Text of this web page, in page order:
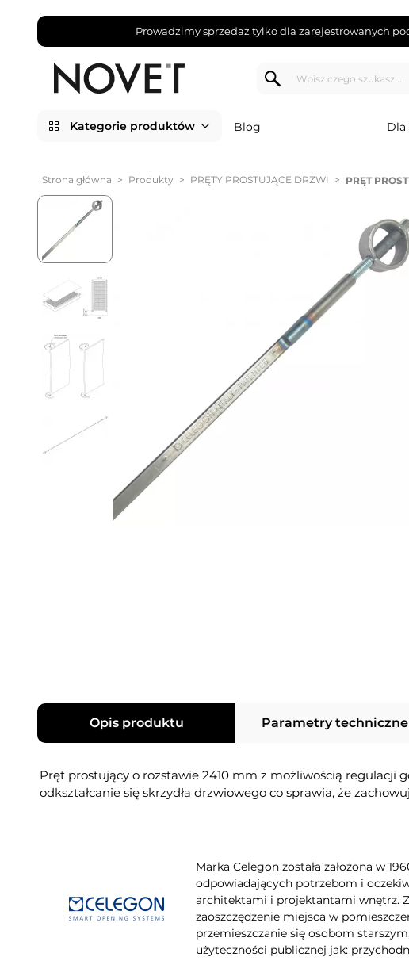
Prowadzimy sprzedaż tylko dla zarejestrowanych
Kategorie produktów Blog
Strona główna > Produkty > PRĘTY PROSTUJĄCE DRZWI > PRĘT
Opis produktu Parametry techniczne
Pręt prostujący o rozstawie 2410 mm z możliwością regulacji
odkształcanie się skrzydła drzwiowego co sprawia, że
Marka Celegon została założona w
odpowiadających potrzebom i
architektami i projektantami wnętrz.
zaoszczędzenie miejsca w
przemieszczanie się osobom
użyteczności publicznej jak: